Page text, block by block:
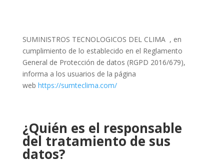
SUMINISTROS TECNOLOGICOS DEL CLIMA , en
cumplimiento de lo establecido en el Reglamento
General de Protección de datos (RGPD 2016/679),
informa a los usuarios de la página
web https://sumteclima.com/
¿Quién es el responsable
del tratamiento de sus
datos?